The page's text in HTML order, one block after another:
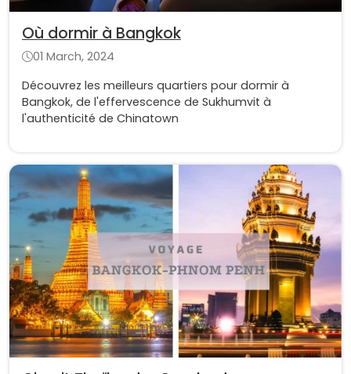
Où dormir à Bangkok
01 March, 2024
Découvrez les meilleurs quartiers pour dormir à
Bangkok, de l'effervescence de Sukhumvit à
l'authenticité de Chinatown